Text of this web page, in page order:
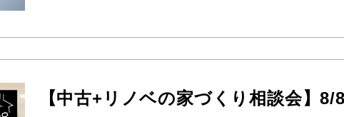
【中古+リノベの家づくり相談会】8/